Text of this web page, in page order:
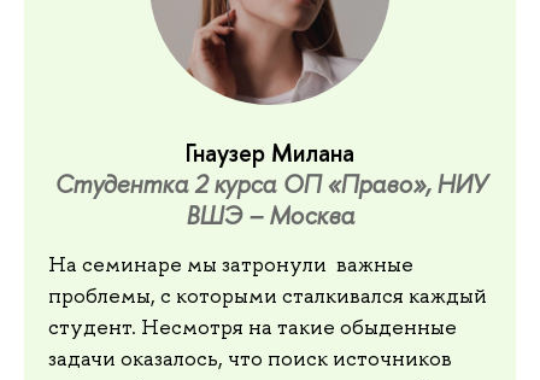
Гнаузер Милана
Студентка 2 курса ОП «Право», НИУ
ВШЭ – Москва
На семинаре мы затронули важные
проблемы, с которыми сталкивался каждый
студент. Несмотря на такие обыденные
задачи оказалось, что поиск источников